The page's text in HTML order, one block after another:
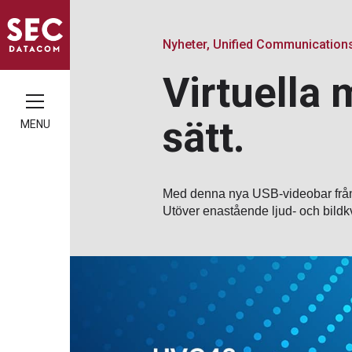
MENU
Nyheter, Unified
Virtuella
sätt.
Med denna nya USB-videobar
Utöver enastående ljud- och